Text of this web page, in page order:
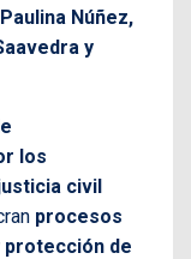
Núñez,
y
los
civil
procesos
protección de